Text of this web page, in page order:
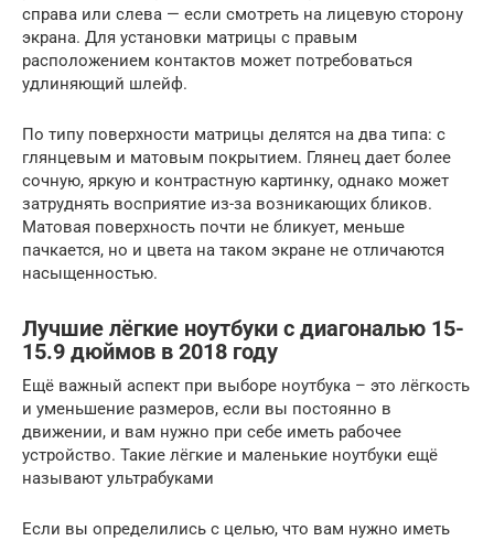
справа или слева — если смотреть на лицевую сторону
экрана. Для установки матрицы с правым
расположением контактов может потребоваться
удлиняющий шлейф.
По типу поверхности матрицы делятся на два типа: с
глянцевым и матовым покрытием. Глянец дает более
сочную, яркую и контрастную картинку, однако может
затруднять восприятие из-за возникающих бликов.
Матовая поверхность почти не бликует, меньше
пачкается, но и цвета на таком экране не отличаются
насыщенностью.
Лучшие лёгкие ноутбуки с диагональю 15-
15.9 дюймов в 2018 году
Ещё важный аспект при выборе ноутбука – это лёгкость
и уменьшение размеров, если вы постоянно в
движении, и вам нужно при себе иметь рабочее
устройство. Такие лёгкие и маленькие ноутбуки ещё
называют ультрабуками
Если вы определились с целью, что вам нужно иметь